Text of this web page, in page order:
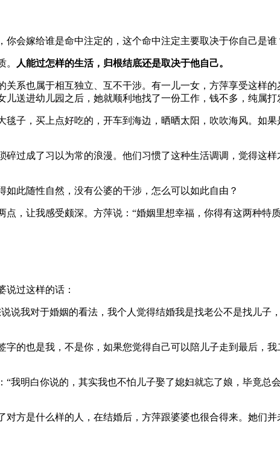
会嫁给谁是命中注定的，这个命中注定主要取决于你自己是谁
人能过怎样的生活，归根结底还是取决于他自己。
系也属于相互独立、互不干涉。有一儿一女，方萍享受这样
送进幼儿园之后，她就顺利地找了一份工作，钱不多，纯属打
子，买上点好吃的，开车到海边，晒晒太阳，吹吹海风。如
过成了习以为常的浪漫。他们习惯了这种生活调调，觉得这
此随性自然，没有公婆的干涉，怎么可以如此自由？
，让我感受颇深。方萍说：“婚姻里想幸福，你得有这两种特
说过这样的话：
说我对于婚姻的看法，我个人觉得结婚我是找老公不是找儿子
的也是我，不是你，如果您觉得自己可以陪儿子走到最后，
我明白你说的，其实我也不怕儿子娶了媳妇就忘了娘，毕竟总
方是什么样的人，在结婚后，方萍跟婆婆也很合得来。她们